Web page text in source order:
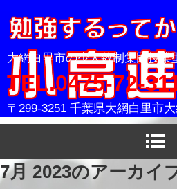
小高進学塾
大網白里市の少人数制集団授業
TEL.0475-72-
〒299-3251 千葉県大網白里市
7月 2023のアーカイ